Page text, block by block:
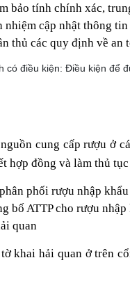
bảo tính chính xác,
nhiệm cập nhật thông
thủ các quy định về
cung cấp rượu ở
hợp đồng và làm thủ
phối rượu nhập khẩu
bố ATTP cho rượu nhập
quan
khai hải quan ở trên